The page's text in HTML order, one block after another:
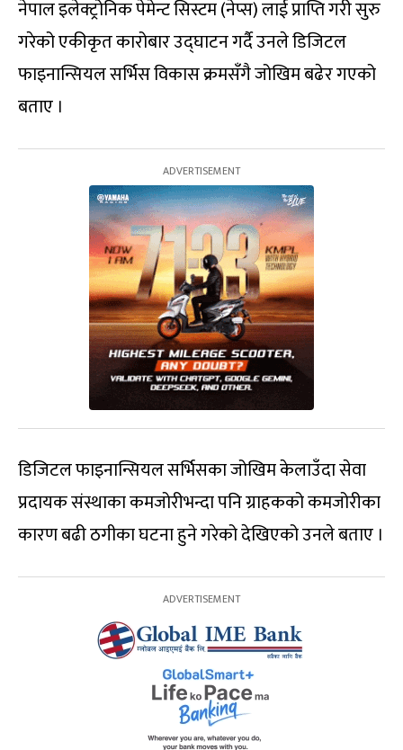
नेपाल इलेक्ट्रोनिक पेमेन्ट सिस्टम (नेप्स) लाई प्राप्ति गरी सुरु
गरेको एकीकृत कारोबार उद्घाटन गर्दै उनले डिजिटल
फाइनान्सियल सर्भिस विकास क्रमसँगै जोखिम बढेर गएको
बताए ।
डिजिटल फाइनान्सियल सर्भिसका जोखिम केलाउँदा सेवा
प्रदायक संस्थाका कमजोरीभन्दा पनि ग्राहकको कमजोरीका
कारण बढी ठगीका घटना हुने गरेको देखिएको उनले बताए ।